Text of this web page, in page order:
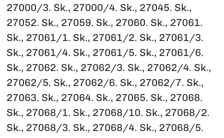
27000/3. Sk., 27000/4. Sk., 27045. Sk.,
27052. Sk., 27059. Sk., 27060. Sk., 27061.
Sk., 27061/1. Sk., 27061/2. Sk., 27061/3.
Sk., 27061/4. Sk., 27061/5. Sk., 27061/6.
Sk., 27062. Sk., 27062/3. Sk., 27062/4. Sk.,
27062/5. Sk., 27062/6. Sk., 27062/7. Sk.,
27063. Sk., 27064. Sk., 27065. Sk., 27068.
Sk., 27068/1. Sk., 27068/10. Sk., 27068/2.
Sk., 27068/3. Sk., 27068/4. Sk., 27068/5.